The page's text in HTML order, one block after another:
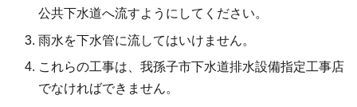
公共下水道へ流すようにしてください。
雨水を下水管に流してはいけません。
これらの工事は、我孫子市下水道排水設備指定工事店
でなければできません。